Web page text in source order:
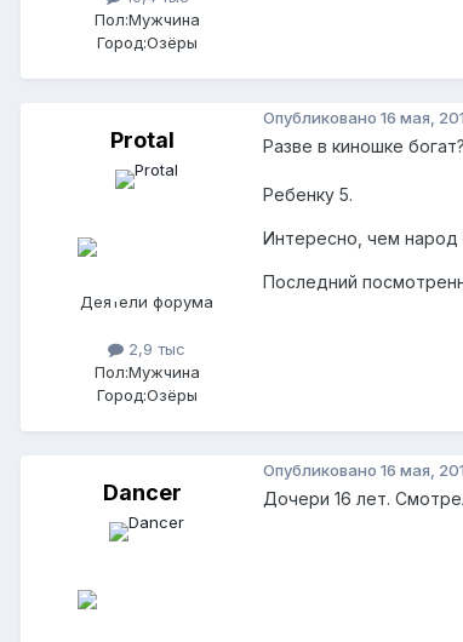
Пол:Мужчина
Город:Озёры
Protal
Деятели форума
2,9 тыс
Пол:Мужчина
Город:Озёры
Опубликовано 16 мая,
Разве в киношке богат?
Ребенку 5.
Интересно, чем народ
Последний
Dancer
Опубликовано 16 мая,
Дочери 16 лет.